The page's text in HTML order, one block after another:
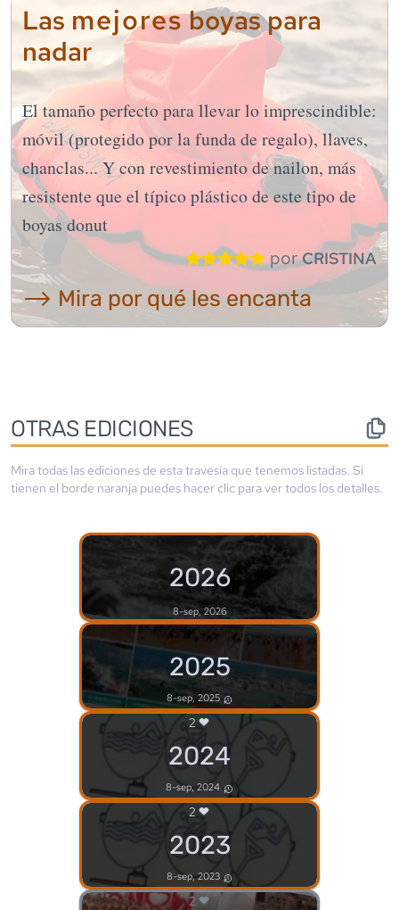
Las mejoresboyas para
nadar
El tamaño perfecto para llevar lo imprescindible:
móvil (protegido por la funda de regalo), llaves,
chanclas... Y con revestimiento de nailon, más
resistente que el típico plástico de este tipo de
boyas donut
porCRISTINA
⟶ Mira por qué les encanta
OTRAS EDICIONES
Mira todas las ediciones de esta travesía que tenemos listadas. Si
tienen el borde naranja puedes hacer clic para ver todos los detalles.
2026
8-sep, 2026
2025
8-sep, 2025
2
2024
8-sep, 2024
2
2023
8-sep, 2023
2